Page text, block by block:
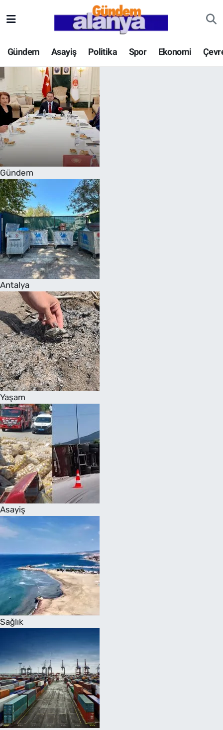
Gündem Asayiş Politika Spor Ekonomi
Gündem
Antalya
Yaşam
Asayiş
Sağlık